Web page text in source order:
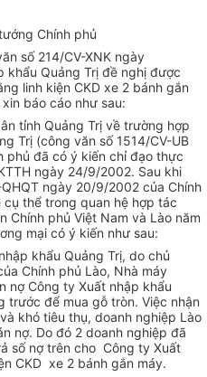
Chính phủ
số 214/CV-XNK ngày
khẩu Quảng Trị đề nghị được
linh kiện CKD xe 2 bánh gắn
báo cáo như sau:
tỉnh Quảng Trị về trường hợp
Trị (công văn số 1514/CV-UB
phủ đã có ý kiến chỉ đạo thực
ngày 24/9/2002. Sau khi
ngày 20/9/2002 của Chính
thể trong quan hệ hợp tác
Chính phủ Việt Nam và Lào năm
mại có ý kiến như sau:
khẩu Quảng Trị, do chủ
Chính phủ Lào, Nhà máy
nợ Công ty Xuất nhập khẩu
trước để mua gỗ tròn. Việc nhận
khó tiêu thụ, doanh nghiệp Lào
nợ. Do đó 2 doanh nghiệp đã
số nợ trên cho Công ty Xuất
CKD xe 2 bánh gắn máy.